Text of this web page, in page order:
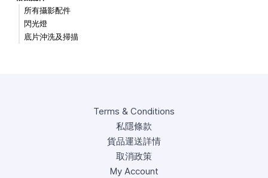
所有攝影配件
閃光燈
底片沖洗及掃描
Terms & Conditions
私隱條款
貨品運送詳情
取消政策
My Account